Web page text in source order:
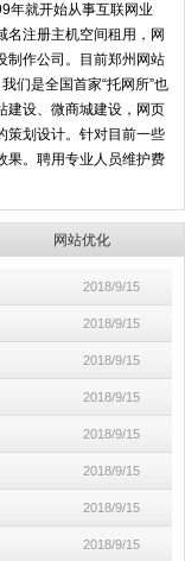
就开始从事互联网业
名注册主机空间租用，网
制作公司。目前郑州网站
们是全国首家“托网所”也
建设、微商城建设，网页
策划设计。针对目前一些
果。聘用专业人员维护费
网站优化
2018/9/15
2018/9/15
2018/9/15
2018/9/15
2018/9/15
2018/9/15
2018/9/15
2018/9/15